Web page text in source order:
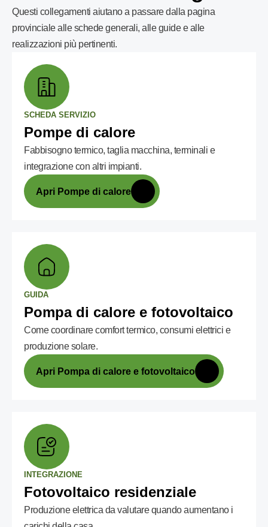
Questi collegamenti aiutano a passare dalla pagina
provinciale alle schede generali, alle guide e alle
realizzazioni più pertinenti.
SCHEDA SERVIZIO
Pompe di calore
Fabbisogno termico, taglia macchina, terminali e
integrazione con altri impianti.
Apri Pompe di calore
GUIDA
Pompa di calore e fotovoltaico
Come coordinare comfort termico, consumi elettrici e
produzione solare.
Apri Pompa di calore e fotovoltaico
INTEGRAZIONE
Fotovoltaico residenziale
Produzione elettrica da valutare quando aumentano i